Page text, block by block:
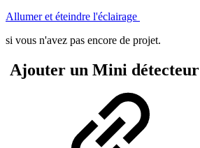
Allumer et éteindre l'éclairage
si vous n'avez pas encore de projet.
Ajouter un Mini détecteur